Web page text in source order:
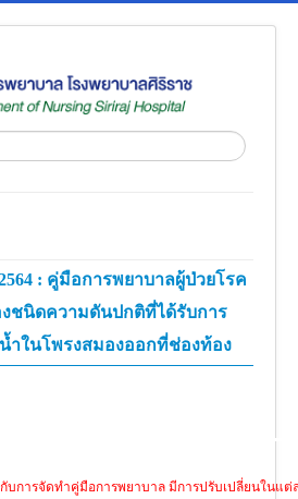
: คู่มือการพยาบาลผู้ป่วยโรค
ชนิดความดันปกติที่ได้รับการ
ำในโพรงสมองออกที่ช่องท้อง
บการจัดทำคู่มือการพยาบาล มีการปรับเปลี่ยนใน